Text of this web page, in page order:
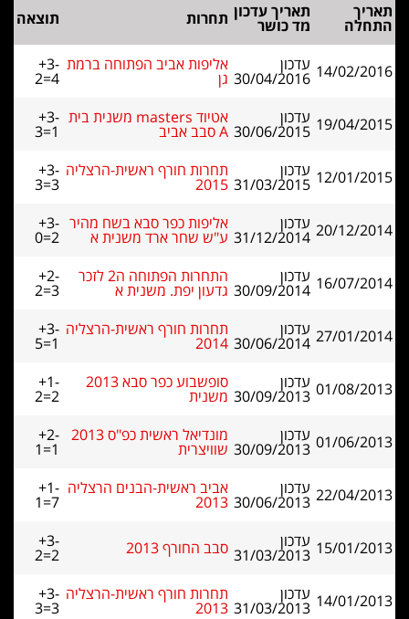
תאריך
התחלה
תאריך עדכון
מד כושר תחרות תוצאה
14/02/2016 עדכון
30/04/2016
אליפות אביב הפתוחה ברמת
גן
+3-
2=4
19/04/2015 עדכון
30/06/2015
אטיוד masters משנית בית
A סבב אביב
+3-
3=1
12/01/2015 עדכון
31/03/2015
תחרות חורף ראשית-הרצליה
2015
+3-
3=3
20/12/2014 עדכון
31/12/2014
אליפות כפר סבא בשח מהיר
ע"ש שחר ארד משנית א
+3-
0=2
16/07/2014 עדכון
30/09/2014
התחרות הפתוחה ה2 לזכר
גדעון יפת. משנית א
+2-
2=3
27/01/2014 עדכון
30/06/2014
תחרות חורף ראשית-הרצליה
2014
+3-
5=1
01/08/2013 עדכון
30/09/2013
סופשבוע כפר סבא 2013
משנית
+1-
2=2
01/06/2013 עדכון
30/09/2013
מונדיאל ראשית כפ"ס 2013
שוויצרית
+2-
1=1
22/04/2013 עדכון
30/06/2013
אביב ראשית-הבנים הרצליה
2013
+1-
1=7
15/01/2013 עדכון
31/03/2013 סבב החורף 2013 +3-
2=2
14/01/2013 עדכון
31/03/2013
תחרות חורף ראשית-הרצליה
2013
+3-
3=3